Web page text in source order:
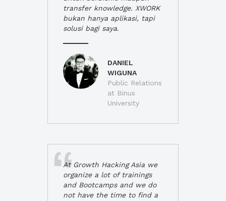
transfer knowledge. XWORK
bukan hanya aplikasi, tapi
solusi bagi saya.
DANIEL
WIGUNA
Public Relations
at Binus
University
At Growth Hacking Asia we
organize a lot of trainings
and Bootcamps and we do
not have the time to find a